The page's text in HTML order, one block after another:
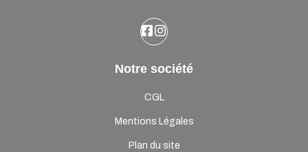
Notre société
CGL
Mentions Légales
Plan du site